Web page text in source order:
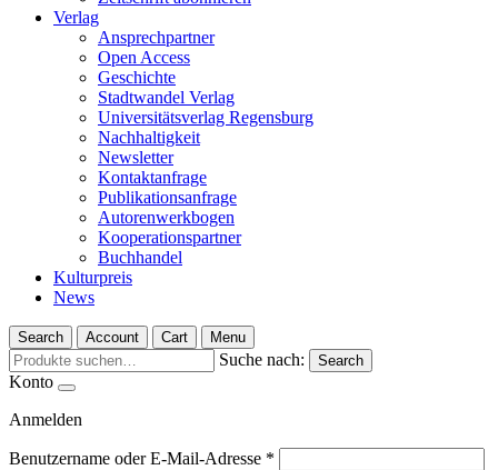
Verlag
Ansprechpartner
Open Access
Geschichte
Stadtwandel Verlag
Universitätsverlag Regensburg
Nachhaltigkeit
Newsletter
Kontaktanfrage
Publikationsanfrage
Autorenwerkbogen
Kooperationspartner
Buchhandel
Kulturpreis
News
Search Account Cart Menu
Suche nach: Search
Konto
Anmelden
Benutzername oder E-Mail-Adresse *